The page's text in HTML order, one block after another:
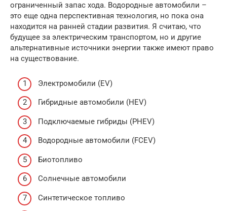
ограниченный запас хода. Водородные автомобили –
это еще одна перспективная технология, но пока она
находится на ранней стадии развития. Я считаю, что
будущее за электрическим транспортом, но и другие
альтернативные источники энергии также имеют право
на существование.
Электромобили (EV)
Гибридные автомобили (HEV)
Подключаемые гибриды (PHEV)
Водородные автомобили (FCEV)
Биотопливо
Солнечные автомобили
Синтетическое топливо